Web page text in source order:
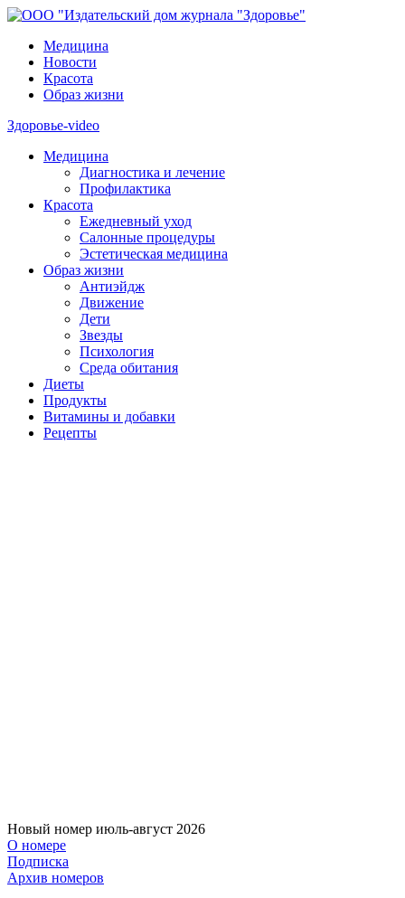
Медицина
Новости
Красота
Образ жизни
Здоровье-video
Медицина
Диагностика и лечение
Профилактика
Красота
Ежедневный уход
Салонные процедуры
Эстетическая медицина
Образ жизни
Антиэйдж
Движение
Дети
Звезды
Психология
Среда обитания
Диеты
Продукты
Витамины и добавки
Рецепты
Новый номер июль-август 2026
О номере
Подписка
Архив номеров